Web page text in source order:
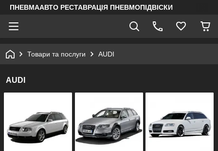
ПНЕВМААВТО РЕСТАВРАЦІЯ ПНЕВМОПІДВІСКИ
Товари та послуги AUDI
AUDI